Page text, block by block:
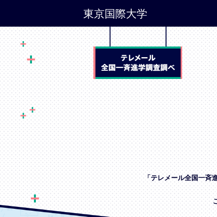
東京国際大学
「テレメール全国一斉